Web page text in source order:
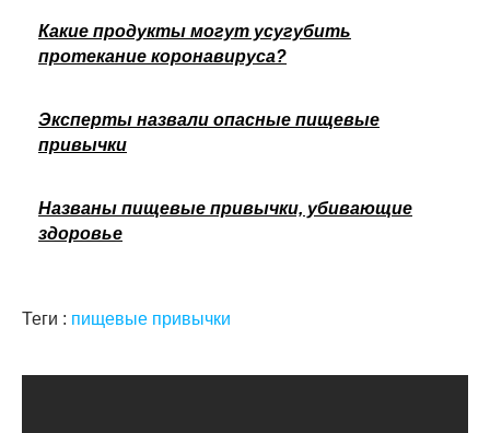
Какие продукты могут усугубить
протекание коронавируса?
Эксперты назвали опасные пищевые
привычки
Названы пищевые привычки, убивающие
здоровье
Теги : пищевые привычки